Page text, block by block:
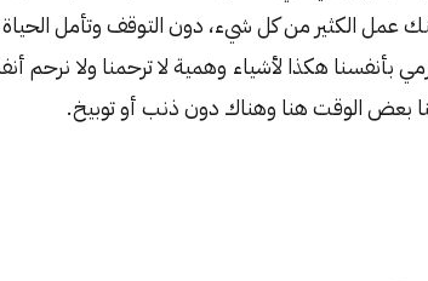
عمل الكثير من كل شيء، دون التوقف وتأمل
بأنفسنا هكذا لأشياء وهمية لا ترحمنا ولا
بعض الوقت هنا وهناك دون ذنب أو توبيخ.